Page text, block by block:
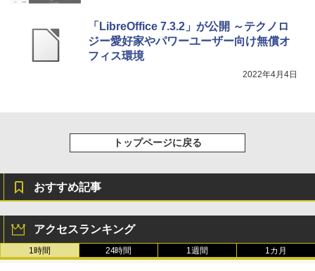
￥115,980
「LibreOffice 7.3.2」が公開 ～テクノロ
ジー愛好家やパワーユーザー向け無償オ
フィス環境
2022年4月4日
トップページに戻る
おすすめ記事
アクセスランキング
1時間 24時間 1週間 1カ月